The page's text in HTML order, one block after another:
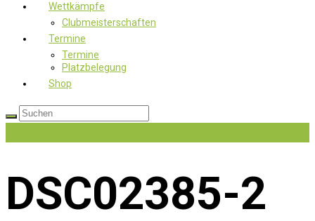
Wettkämpfe
Clubmeisterschaften
Termine
Termine
Platzbelegung
Shop
DSC02385-2